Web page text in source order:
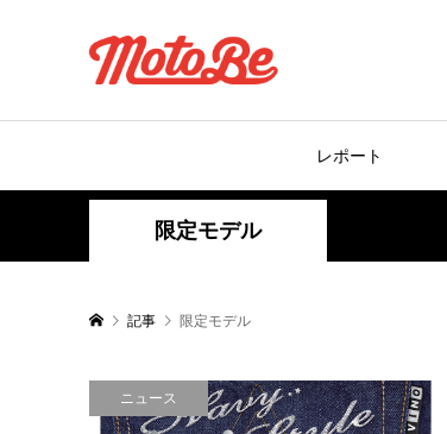
レポート
限定モデル
記事 限定モデル
ニュース